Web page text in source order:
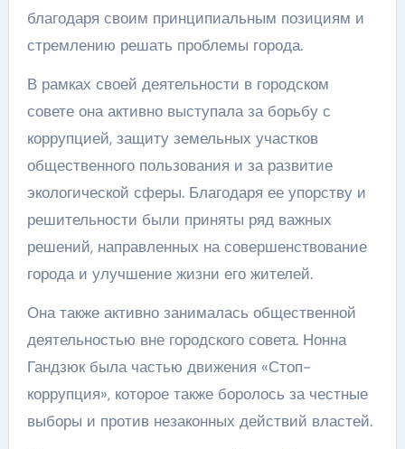
благодаря своим принципиальным позициям и
стремлению решать проблемы города.
В рамках своей деятельности в городском
совете она активно выступала за борьбу с
коррупцией, защиту земельных участков
общественного пользования и за развитие
экологической сферы. Благодаря ее упорству и
решительности были приняты ряд важных
решений, направленных на совершенствование
города и улучшение жизни его жителей.
Она также активно занималась общественной
деятельностью вне городского совета. Нонна
Гандзюк была частью движения «Стоп-
коррупция», которое также боролось за честные
выборы и против незаконных действий властей.